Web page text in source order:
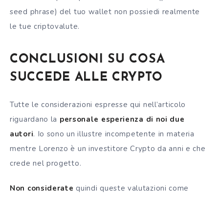
seed phrase) del tuo wallet non possiedi realmente
le tue criptovalute.
CONCLUSIONI SU COSA
SUCCEDE ALLE CRYPTO
Tutte le considerazioni espresse qui nell’articolo
riguardano la personale esperienza di noi due
autori. Io sono un illustre incompetente in materia
mentre Lorenzo è un investitore Crypto da anni e che
crede nel progetto.
Non considerate quindi queste valutazioni come